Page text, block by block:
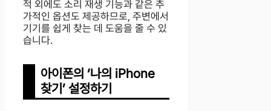
적 외에도 소리 재생 기능과 같은 추
가적인 옵션도 제공하므로, 주변에서
기기를 쉽게 찾는 데 도움을 줄 수 있
습니다.
아이폰의 ‘나의 iPhone
찾기’ 설정하기